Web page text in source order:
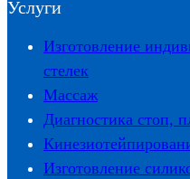
Услуги
Изготовление
стелек
Массаж
Диагностика стоп,
Изготовление